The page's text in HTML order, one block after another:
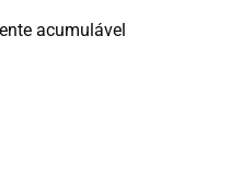
acumulável